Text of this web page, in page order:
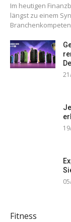
Im heutigen
längst zu einem
Fitness